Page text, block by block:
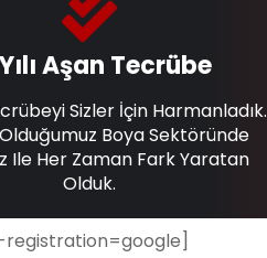
Aşan Tecrübe
Sizler İçin Harmanladık.
Boya Sektöründe
Ile Her Zaman Fark Yaratan
Olduk.
registration=google]